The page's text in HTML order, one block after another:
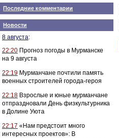
Последние комментарии
Новости
8 августа:
22:20 Прогноз погоды в Мурманске
на 9 августа
22:19 Мурманчане почтили память
военных строителей города-героя
22:18 Взрослые и юные мурманчане
отпраздновали День физкультурника
в Долине Уюта
22:17 «Нам предстоит много
интересных проектов»: В